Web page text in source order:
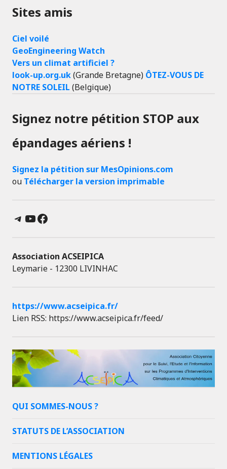
Sites amis
Ciel voilé
GeoEngineering Watch
Vers un climat artificiel ?
look-up.org.uk(Grande Bretagne) ÔTEZ-VOUS DE
NOTRE SOLEIL (Belgique)
Signez notre pétition STOP aux
épandages aériens !
Signez la pétition sur MesOpinions.com
ou Télécharger la version imprimable
Telegram
YouTube
Facebook
Association ACSEIPICA
Leymarie - 12300 LIVINHAC
https://www.acseipica.fr/
Lien RSS: https://www.acseipica.fr/feed/
QUI SOMMES-NOUS ?
STATUTS DE L’ASSOCIATION
MENTIONS LÉGALES